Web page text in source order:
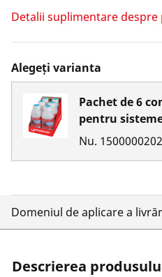
Detalii suplimentare despre
Alegeți varianta
Pachet de 6
pentru
Nu. 1500000202
Domeniul de aplicare a
Descrierea